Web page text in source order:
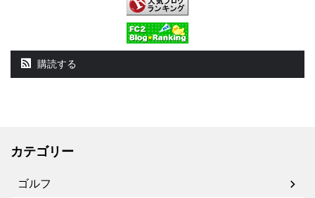
購読する
カテゴリー
ゴルフ